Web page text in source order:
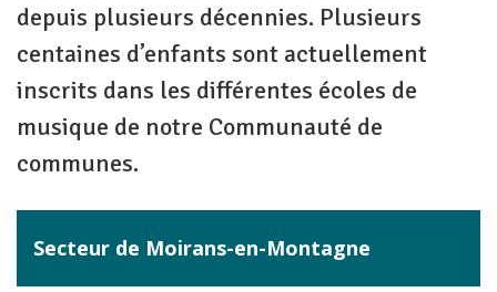
depuis plusieurs décennies. Plusieurs
centaines d’enfants sont actuellement
inscrits dans les différentes écoles de
musique de notre Communauté de
communes.
Secteur de Moirans-en-Montagne